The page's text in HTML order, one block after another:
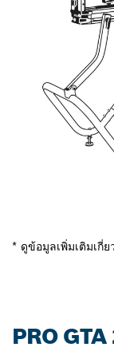
* ดูข้อมูลเพิ่มเติมเกี่
PRO